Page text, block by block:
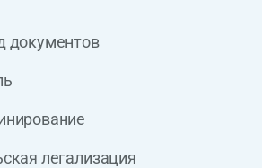
документов
легализация